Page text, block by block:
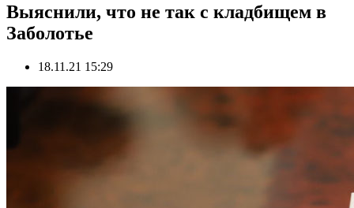
Выяснили, что не так с кладбищем в
Заболотье
18.11.21 15:29